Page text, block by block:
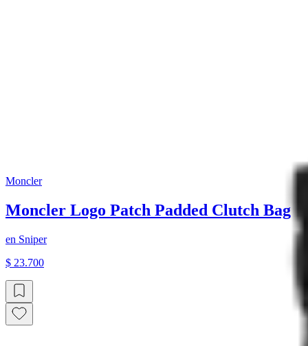
Moncler
Moncler Logo Patch Padded Clutch Bag
en Sniper
$ 23.700